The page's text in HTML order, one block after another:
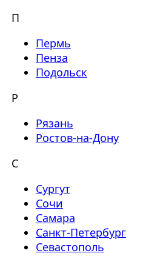
П
Пермь
Пенза
Подольск
Р
Рязань
Ростов-на-Дону
С
Сургут
Сочи
Самара
Санкт-Петербург
Севастополь